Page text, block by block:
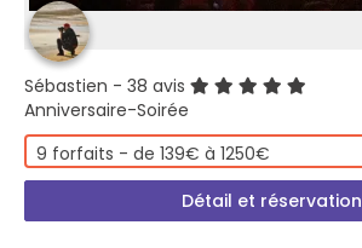
Sébastien - 38 avis
Anniversaire-Soirée
9 forfaits - de 139€ à 1250€
Détail et réservation